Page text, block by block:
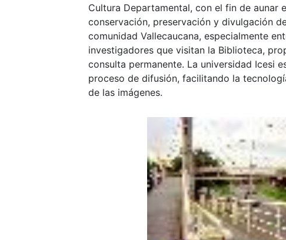
Cultura Departamental, con el fin de aunar
conservación, preservación y divulgación
comunidad Vallecaucana, especialmente
investigadores que visitan la Biblioteca,
consulta permanente. La universidad Icesi
proceso de difusión, facilitando la
de las imágenes.